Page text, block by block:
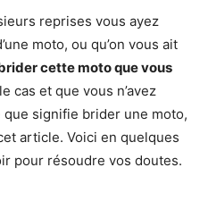
reprises vous ayez
moto, ou qu’on vous ait
cette moto que vous
cas et que vous n’avez
signifie brider une moto,
article. Voici en quelques
pour résoudre vos doutes.